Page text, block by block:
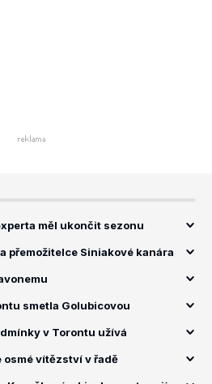
měl ukončit sezonu
přemožitelce Siniakové kanára
smetla Golubicovou
v Torontu užívá
osmé vítězství v řadě